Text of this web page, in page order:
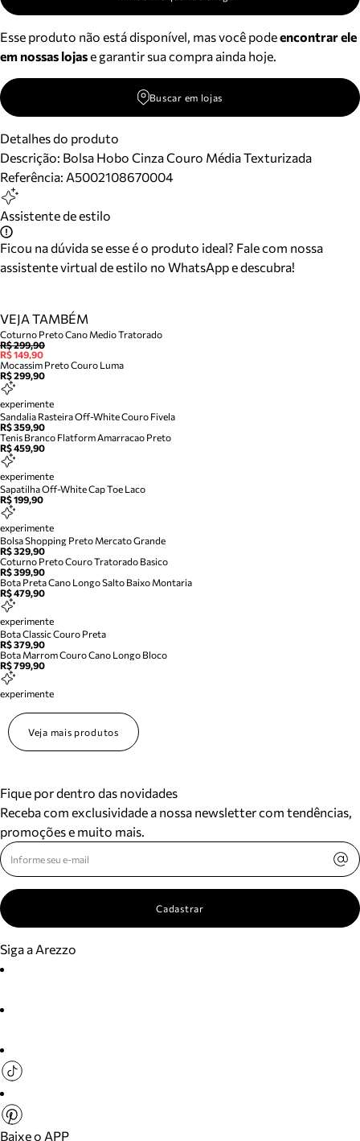
Esse produto não está disponível, mas você podeencontrar ele
em nossas lojase garantir sua compra ainda hoje.
Buscar em lojas
Detalhes do produto
Descrição: Bolsa Hobo Cinza Couro Média Texturizada
Referência: A5002108670004
Assistente de estilo
Ficou na dúvida se esse é o produto ideal? Fale com nossa
assistente virtual de estilo no WhatsApp e descubra!
VEJA TAMBÉM
Coturno Preto Cano Medio Tratorado
R$ 299,90
R$ 149,90
Mocassim Preto Couro Luma
R$ 299,90
experimente
Sandalia Rasteira Off-White Couro Fivela
R$ 359,90
Tenis Branco Flatform Amarracao Preto
R$ 459,90
experimente
Sapatilha Off-White Cap Toe Laco
R$ 199,90
experimente
Bolsa Shopping Preto Mercato Grande
R$ 329,90
Coturno Preto Couro Tratorado Basico
R$ 399,90
Bota Preta Cano Longo Salto Baixo Montaria
R$ 479,90
experimente
Bota Classic Couro Preta
R$ 379,90
Bota Marrom Couro Cano Longo Bloco
R$ 799,90
experimente
Veja mais produtos
Fique por dentro das novidades
Receba com exclusividade a nossa newsletter com tendências,
promoções e muito mais.
Cadastrar
Siga a Arezzo
Baixe o APP